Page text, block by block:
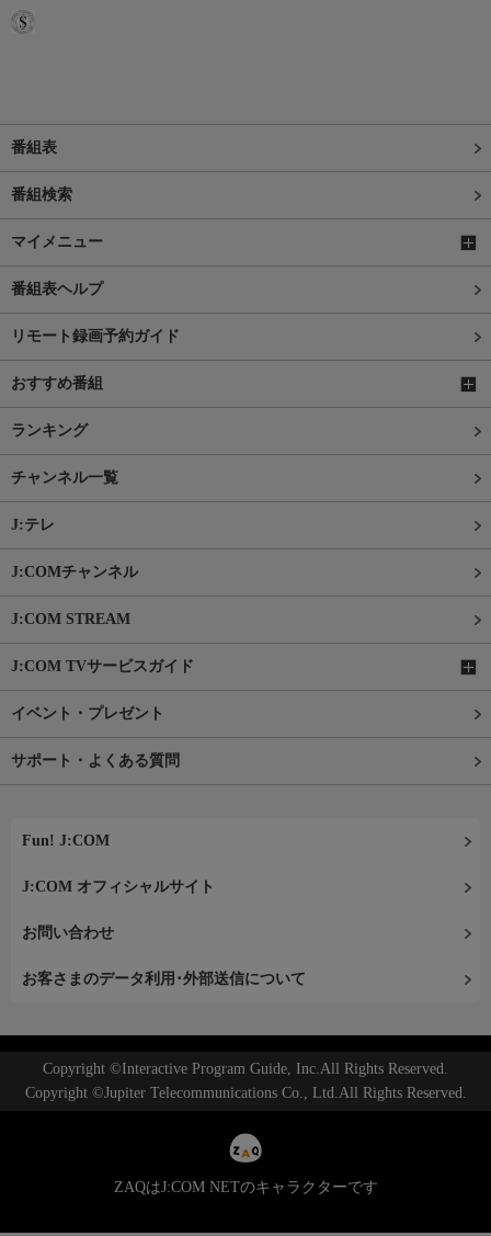
番組表
番組検索
マイメニュー
番組表ヘルプ
リモート録画予約ガイド
おすすめ番組
ランキング
チャンネル一覧
J:テレ
J:COMチャンネル
J:COM STREAM
J:COM TVサービスガイド
イベント・プレゼント
サポート・よくある質問
Fun! J:COM
J:COM オフィシャルサイト
お問い合わせ
お客さまのデータ利用･外部送信について
Copyright ©Interactive Program Guide, Inc.All Rights Reserved.
Copyright ©Jupiter Telecommunications Co., Ltd.All Rights Reserved.
ZAQはJ:COM NETのキャラクターです